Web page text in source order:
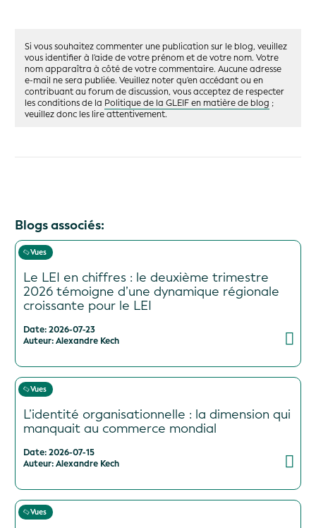
Si vous souhaitez commenter une publication sur le blog, veuillez
vous identifier à l'aide de votre prénom et de votre nom. Votre
nom apparaîtra à côté de votre commentaire. Aucune adresse
e-mail ne sera publiée. Veuillez noter qu'en accédant ou en
contribuant au forum de discussion, vous acceptez de respecter
les conditions de la Politique de la GLEIF en matière de blog ;
veuillez donc les lire attentivement.
Blogs associés:
Vues
Le LEI en chiffres : le deuxième trimestre
2026 témoigne d’une dynamique régionale
croissante pour le LEI
Date: 2026-07-23
Auteur: Alexandre Kech
Vues
L’identité organisationnelle : la dimension qui
manquait au commerce mondial
Date: 2026-07-15
Auteur: Alexandre Kech
Vues